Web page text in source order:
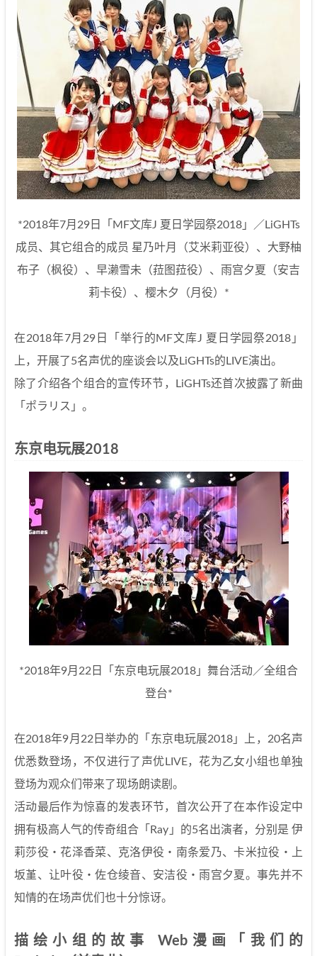
*2018年7月29日「MF文库J 夏日学园祭2018」／LiGHTs
成员、其它组合的成员 星乃叶月（艾米莉亚役）、大野柚
布子（枫役）、早濑雪未（菈图菈役）、雨宫夕夏（安吉
莉卡役）、樱木夕（月役）*
在2018年7月29日「举行的MF文库J 夏日学园祭2018」
上，开展了5名声优的座谈会以及LiGHTs的LIVE演出。
除了介绍各个组合的宣传环节，LiGHTs还首次披露了新曲
「ポラリス」。
东京电玩展2018
*2018年9月22日「东京电玩展2018」舞台活动／全组合
登台*
在2018年9月22日举办的「东京电玩展2018」上，20名声
优悉数登场，不仅进行了声优LIVE，花为乙女小组也单独
登场为观众们带来了现场朗读剧。
活动最后作为惊喜的发表环节，首次公开了在本作设定中
拥有极高人气的传奇组合「Ray」的5名出演者，分别是 伊
莉莎役・花泽香菜、克洛伊役・南条爱乃、卡米拉役・上
坂堇、让叶役・佐仓绫音、安洁役・雨宫夕夏。事先并不
知情的在场声优们也十分惊讶。
描绘小组的故事 Web漫画「我们的